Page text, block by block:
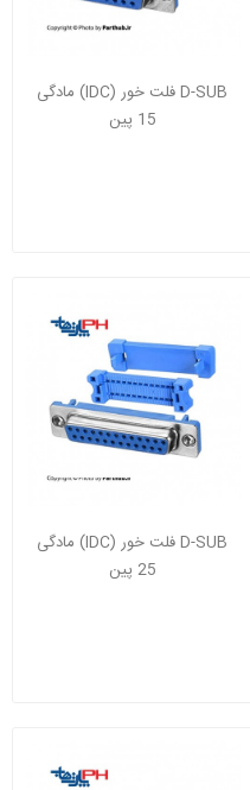
D-SUB فلت خور (IDC) مادگی
15 پین
D-SUB فلت خور (IDC) مادگی
25 پین